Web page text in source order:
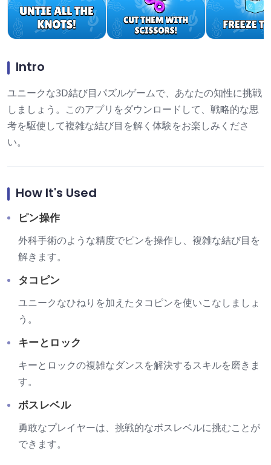
Intro
ユニークな3D結び目パズルゲームで、あなたの知性に挑戦
しましょう。このアプリをダウンロードして、戦略的な思
考を駆使して複雑な結び目を解く体験をお楽しみくださ
い。
How It's Used
ピン操作
外科手術のような精度でピンを操作し、複雑な結び目を
解きます。
タコピン
ユニークなひねりを加えたタコピンを使いこなしましょ
う。
キーとロック
キーとロックの複雑なダンスを解決するスキルを磨きま
す。
ボスレベル
勇敢なプレイヤーは、挑戦的なボスレベルに挑むことが
できます。